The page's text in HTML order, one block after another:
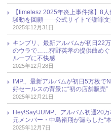
【timelesz 2025年炎上事件簿】8
騒動を回顧――公式サイトで謝罪文
2025年12月31日
キンプリ、最新アルバムが初日22
のウラで……狩野英孝の提供曲めぐ
ループに不快感
2025年12月28日
IMP.、最新アルバムが初日5万枚
好セールスの背景に“初の店舗販売”
2025年12月21日
Hey!Say!JUMP、アルバム初週20
元メンバー・中島裕翔が漏らした“
2025年12月7日